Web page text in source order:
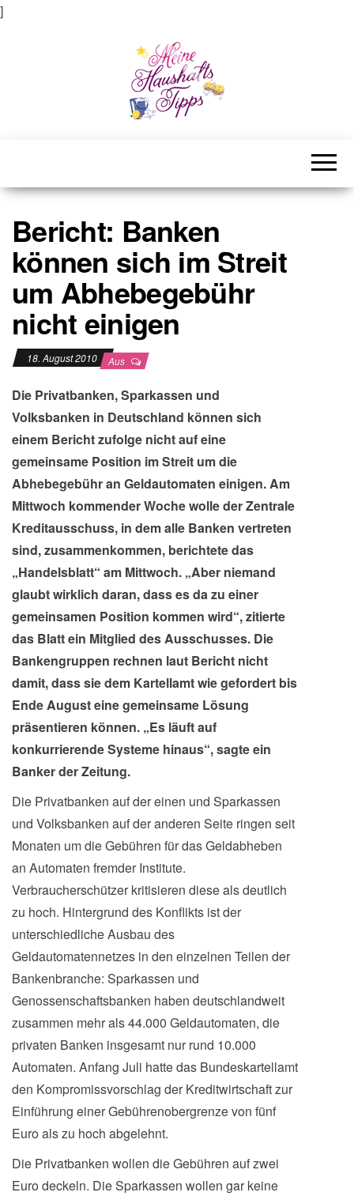
]
Bericht: Banken
können sich im Streit
um Abhebegebühr
nicht einigen
18. August 2010 Aus
Die Privatbanken, Sparkassen und
Volksbanken in Deutschland können sich
einem Bericht zufolge nicht auf eine
gemeinsame Position im Streit um die
Abhebegebühr an Geldautomaten einigen. Am
Mittwoch kommender Woche wolle der Zentrale
Kreditausschuss, in dem alle Banken vertreten
sind, zusammenkommen, berichtete das
„Handelsblatt“ am Mittwoch. „Aber niemand
glaubt wirklich daran, dass es da zu einer
gemeinsamen Position kommen wird“, zitierte
das Blatt ein Mitglied des Ausschusses. Die
Bankengruppen rechnen laut Bericht nicht
damit, dass sie dem Kartellamt wie gefordert bis
Ende August eine gemeinsame Lösung
präsentieren können. „Es läuft auf
konkurrierende Systeme hinaus“, sagte ein
Banker der Zeitung.
Die Privatbanken auf der einen und Sparkassen
und Volksbanken auf der anderen Seite ringen seit
Monaten um die Gebühren für das Geldabheben
an Automaten fremder Institute.
Verbraucherschützer kritisieren diese als deutlich
zu hoch. Hintergrund des Konflikts ist der
unterschiedliche Ausbau des
Geldautomatennetzes in den einzelnen Teilen der
Bankenbranche: Sparkassen und
Genossenschaftsbanken haben deutschlandweit
zusammen mehr als 44.000 Geldautomaten, die
privaten Banken insgesamt nur rund 10.000
Automaten. Anfang Juli hatte das Bundeskartellamt
den Kompromissvorschlag der Kreditwirtschaft zur
Einführung einer Gebührenobergrenze von fünf
Euro als zu hoch abgelehnt.
Die Privatbanken wollen die Gebühren auf zwei
Euro deckeln. Die Sparkassen wollen gar keine